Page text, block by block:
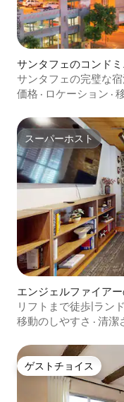
サンタフェのコンド
サンタフェの完璧な
価格 · ロケーション ·
スーパーホスト
スーパーホスト
エンジェルファイア
リフトまで徒歩|ラン
移動のしやすさ · 清潔
ゲストチョイス
ゲストチョイス